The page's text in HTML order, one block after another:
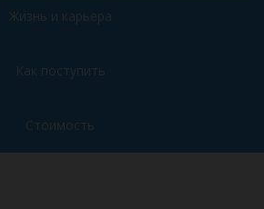
Жизнь и карьера
Как поступить
Стоимость